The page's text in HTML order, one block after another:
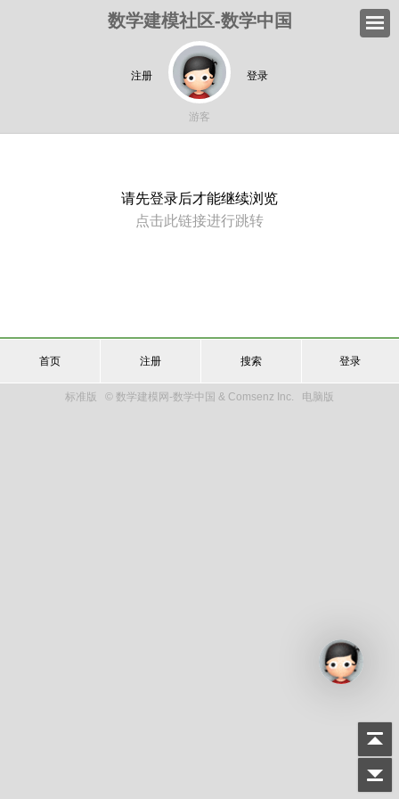
数学建模社区-数学中国
注册 登录
游客
请先登录后才能继续浏览
点击此链接进行跳转
首页 注册 搜索 登录
标准版 © 数学建模网-数学中国 & Comsenz Inc. 电脑版